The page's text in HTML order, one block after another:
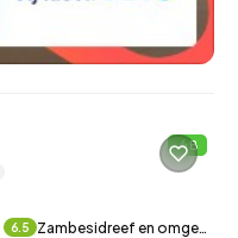
B
6.5 Zambesidreef en omge…